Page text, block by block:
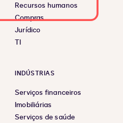
Recursos humanos
Compras
Jurídico
TI
INDÚSTRIAS
Serviços financeiros
Imobiliárias
Serviços de saúde